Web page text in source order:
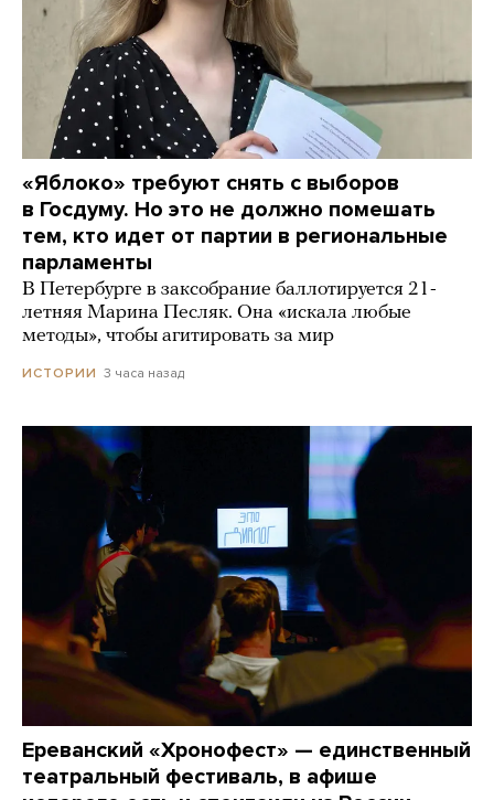
«Яблоко» требуют снять с выборов
в Госдуму. Но это не должно помешать
тем, кто идет от партии в региональные
парламенты
В Петербурге в заксобрание баллотируется 21-
летняя Марина Песляк. Она «искала любые
методы», чтобы агитировать за мир
ИСТОРИИ 3 часа назад
Ереванский «Хронофест» — единственный
театральный фестиваль, в афише